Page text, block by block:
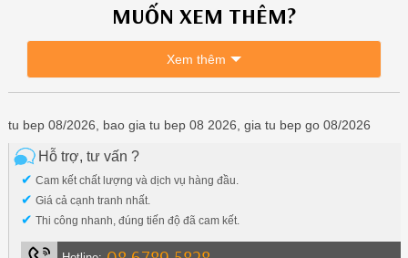
MUỐN XEM THÊM?
Xem thêm
tu bep 08/2026, bao gia tu bep 08 2026, gia tu bep go 08/2026
Hỗ trợ, tư vấn ?
✔ Cam kết chất lượng và dịch vụ hàng đầu.
✔ Giá cả cạnh tranh nhất.
✔ Thi công nhanh, đúng tiến độ đã cam kết.